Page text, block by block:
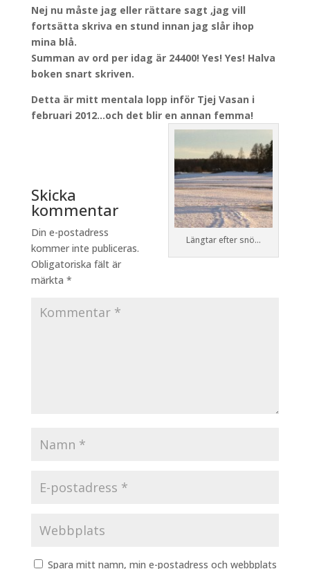
Nej nu måste jag eller rättare sagt ,jag vill
fortsätta skriva en stund innan jag slår ihop
mina blå.
Summan av ord per idag är 24400! Yes! Yes! Halva
boken snart skriven.
Detta är mitt mentala lopp inför Tjej Vasan i
februari 2012…och det blir en annan femma!
Längtar efter snö...
Skicka
kommentar
Din e-postadress
kommer inte publiceras.
Obligatoriska fält är
märkta *
Spara mitt namn, min e-postadress och webbplats